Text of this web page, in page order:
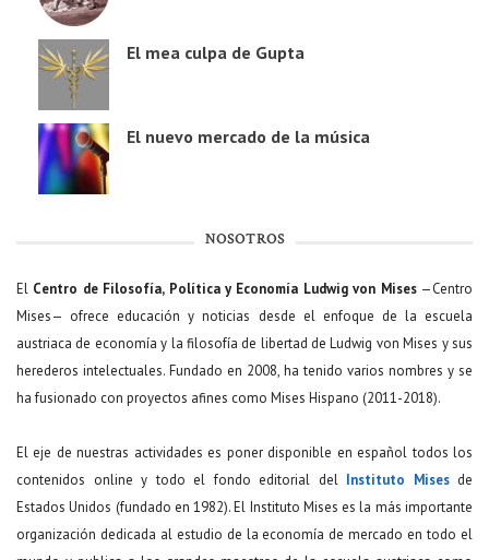
El mea culpa de Gupta
El nuevo mercado de la música
NOSOTROS
El Centro de Filosofía, Política y Economía Ludwig von Mises—Centro
Mises— ofrece educación y noticias desde el enfoque de la escuela
austriaca de economía y la filosofía de libertad de Ludwig von Mises y sus
herederos intelectuales. Fundado en 2008, ha tenido varios nombres y se
ha fusionado con proyectos afines como Mises Hispano (2011-2018).
El eje de nuestras actividades es poner disponible en español todos los
contenidos online y todo el fondo editorial del Instituto Misesde
Estados Unidos (fundado en 1982). El Instituto Mises es la más importante
organización dedicada al estudio de la economía de mercado en todo el